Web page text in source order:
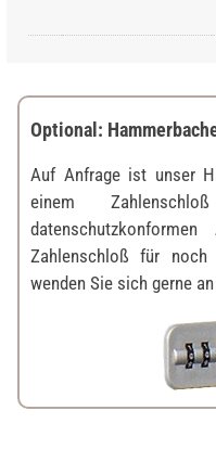
Optional:
Auf Anfrage ist unser
einem
Zahlenschloß für
wenden Sie sich gerne